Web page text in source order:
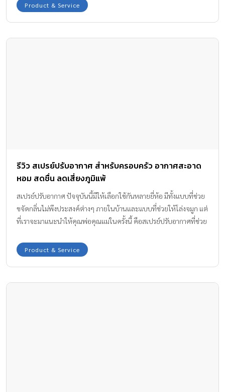
Product & Service
รีวิว สเปรย์ปรับอากาศ สำหรับครอบครัว อากาศสะอาด
หอม สดชื่น ลดเสี่ยงภูมิแพ้
สเปรย์ปรับอากาศ ปัจจุบันนี้มีให้เลือกใช้กันหลายยี่ห้อ มีทั้งแบบที่ช่วย
ขจัดกลิ่นไม่พึงประสงค์ต่างๆ ภายในบ้านและแบบที่ช่วยให้โล่งจมูก แต่
ที่เราจะมาแนะนำให้คุณพ่อคุณแม่ในครั้งนี้ คือสเปรย์ปรับอากาศที่ช่วย
บ้าน ได้หายใจเอาอากาศบริสุทธิ์เข้าปอด ที่สำคัญช่วยลดเสี่ยงจากการ
เกิดภูมิแพ้ได้ด้วยค่ะ
Product & Service